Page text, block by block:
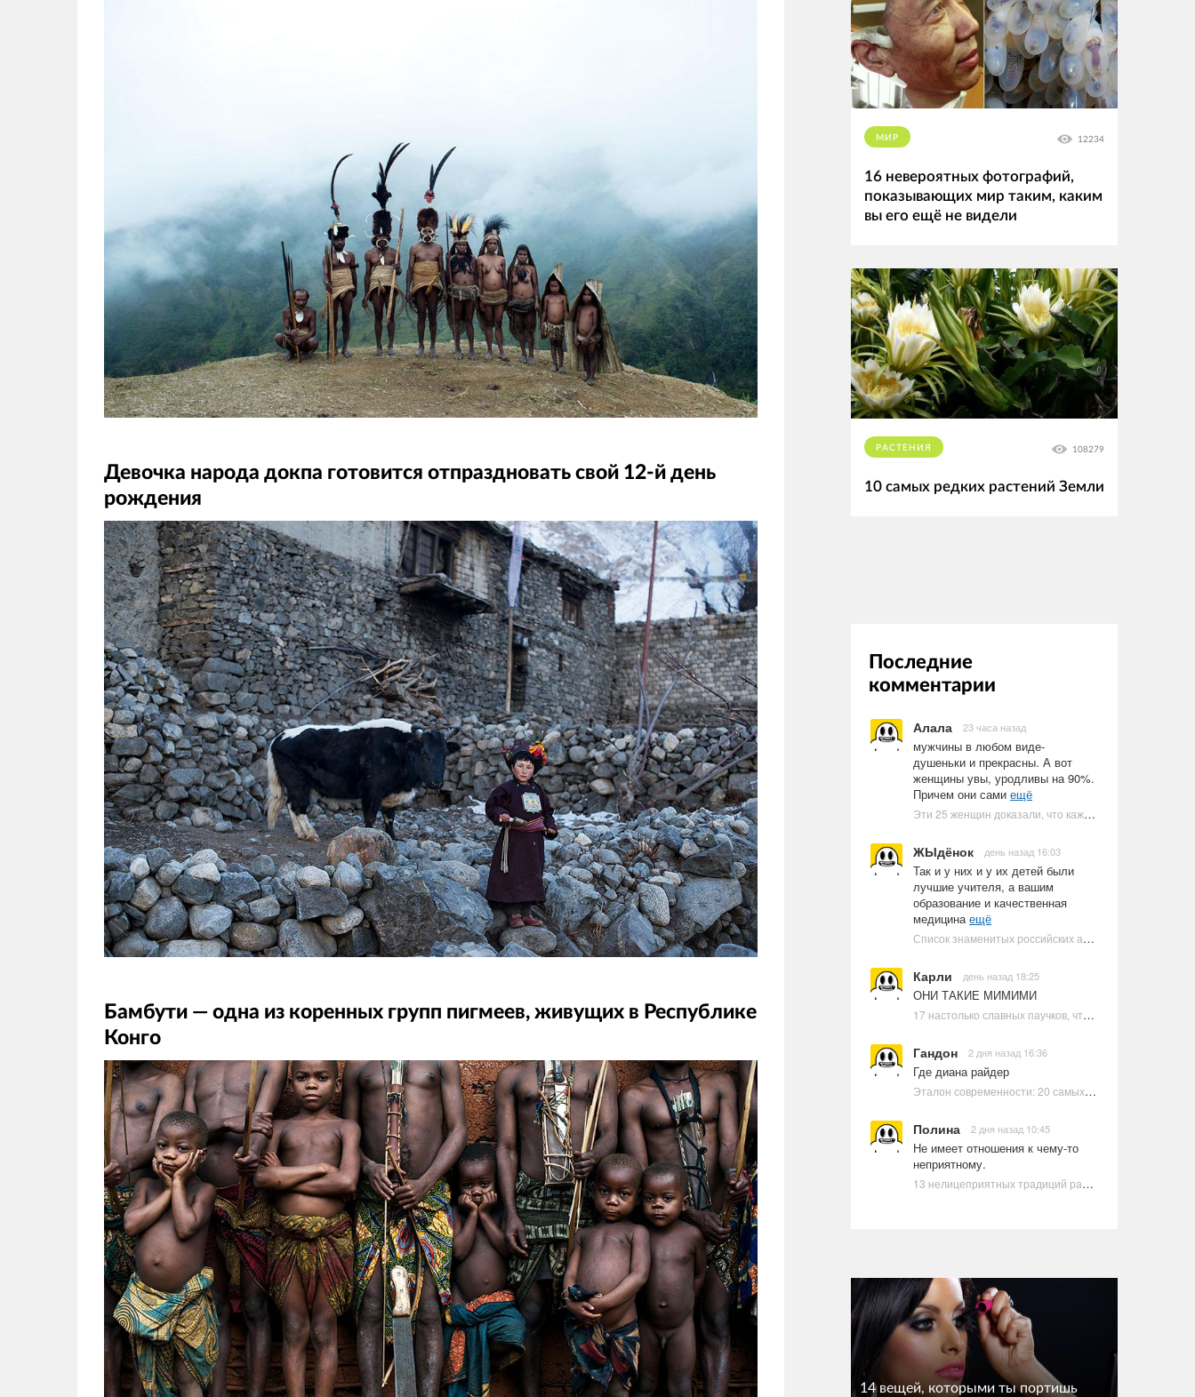
Девочка народа докпа готовится отпраздновать свой 12-й день
рождения
Бамбути — одна из коренных групп пигмеев, живущих в Республике
Конго
МИР 12234
16 невероятных фотографий,
показывающих мир таким, каким
вы его ещё не видели
РАСТЕНИЯ 108279
10 самых редких растений Земли
Последние
комментарии
Алала 23 часа назад
мужчины в любом виде-
душеньки и прекрасны. А вот
женщины увы, уродливы на 90%.
Причем они сами ещё
Эти 25 женщин доказали, что каждое тело имеет право быть в бикини
ЖЫдёнок день назад 16:03
Так и у них и у их детей были
лучшие учителя, а вашим
образование и качественная
медицинаещё
Список знаменитых российских артистов-евреев | Ультрамарин
Карли день назад 18:25
ОНИ ТАКИЕ МИМИМИ
17 настолько славных паучков, что даже у арахнофобов появится желание их погладить
Гандон 2 дня назад 16:36
Где диана райдер
Эталон современности: 20 самых красивых и привлекательных актрис Голливуда, по мнению Google | Ультрамарин
Полина 2 дня назад 10:45
Не имеет отношения к чему-то
неприятному.
13 нелицеприятных традиций разных стран, которые могут шокировать неподготовленного человека
14 вещей, которыми ты портишь